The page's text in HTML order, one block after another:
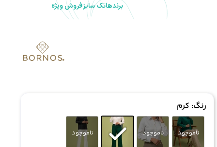
برندهاتک سایزفروش ویژه
رنگ: کرم